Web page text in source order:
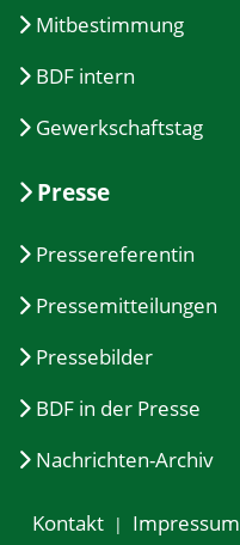
Mitbestimmung
BDF intern
Gewerkschaftstag
Presse
Pressereferentin
Pressemitteilungen
Pressebilder
BDF in der Presse
Nachrichten-Archiv
Kontakt Impressum